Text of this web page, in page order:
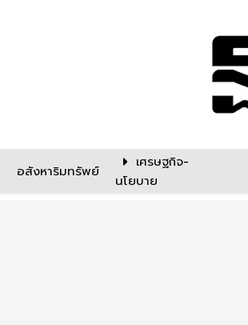
อสังหาริมทรัพย์
เศรษฐกิจ-
นโยบาย